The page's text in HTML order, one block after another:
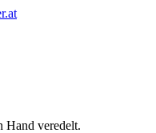
Hand veredelt.